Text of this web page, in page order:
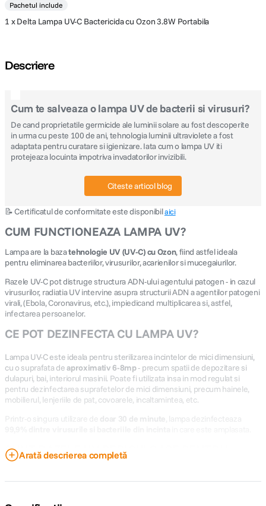
Pachetul include
1 x Delta Lampa UV-C Bactericida cu Ozon 3.8W Portabila
Descriere
Cum te salveaza o lampa UV de bacterii si virusuri?
De cand proprietatile germicide ale luminii solare au fost descoperite
in urma cu peste 100 de ani, tehnologia luminii ultraviolete a fost
adaptata pentru curatare si igienizare. Iata cum o lampa UV iti
protejeaza locuinta impotriva invadatorilor invizibili.
Citeste articol blog
📝 Certificatul de conformitate este disponibilaici
CUM FUNCTIONEAZA LAMPA UV?
Lampa are la bazatehnologie UV (UV-C) cu Ozon, fiind astfel ideala
pentru eliminarea bacteriilor, virusurilor, acarienilor si mucegaiurilor.
Razele UV-C pot distruge structura ADN-ului agentului patogen - in cazul
virusurilor, radiatia UV intervine asupra structurii ADN a agentilor patogeni
virali, (Ebola, Coronavirus, etc.), impiedicand multiplicarea si, astfel,
infectarea persoanelor.
CE POT DEZINFECTA CU LAMPA UV?
Lampa UV-C este ideala pentru sterilizarea incintelor de mici dimensiuni,
cu o suprafata deaproximativ 6-8mp- precum spatii de depozitare si
dulapuri, bai, interiorul masinii. Poate fi utilizata insa in mod regulat si
pentru dezinfectarea suprafetelor de mici dimensiuni, precum hainele,
mobilierul, lenjeriile de pat, covoarele, incaltamintea, etc.
Printr-o singura utilizare de doar 30 de minute
, lampa dezinfecteaza
SUNT RAZELE UV PERICULOASE PENTRU
OAMENI?
Pe durata utilizarii lampii UV, in spatiul respectivnu trebuiesa se afle
poate avea consecinte grave pe termen lung.
Arată descrierea completă